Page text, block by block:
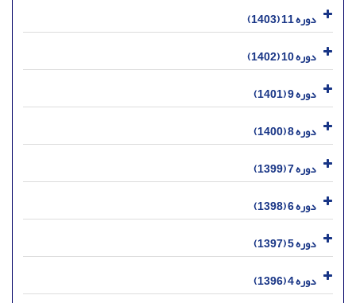
دوره 11 (1403)
دوره 10 (1402)
دوره 9 (1401)
دوره 8 (1400)
دوره 7 (1399)
دوره 6 (1398)
دوره 5 (1397)
دوره 4 (1396)